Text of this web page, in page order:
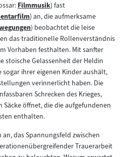
Zum
Inhalt:
Filmmusik) fast
) an, die aufmerksame
) beobachtet die leise
das traditionelle Rollenverständnis
Vorhaben festhalten. Mit sanfter
stoische Gelassenheit der Heldin
ihrer eigenen Kinder aushält,
verinnerlicht haben. Die
Schrecken des Krieges,
Säcke öffnet, die die aufgefundenen
enthalten.
das Spannungsfeld zwischen
Trauerarbeit